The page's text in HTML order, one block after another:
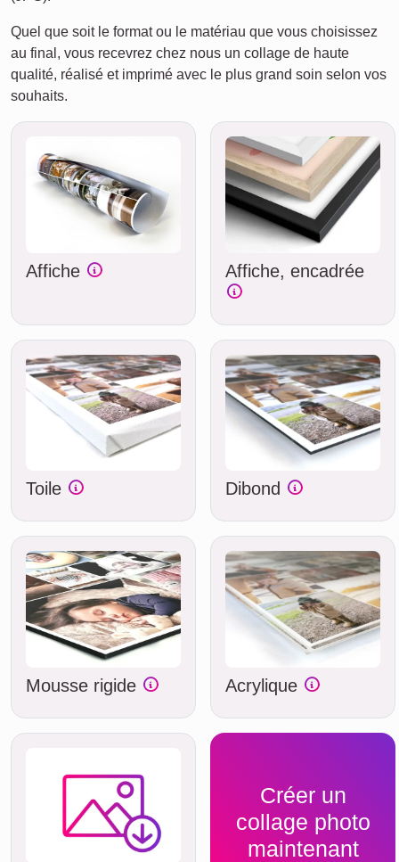
Quel que soit le format ou le matériau que vous choisissez
au final, vous recevrez chez nous un collage de haute
qualité, réalisé et imprimé avec le plus grand soin selon vos
souhaits.
Affiche Affiche, encadrée
Toile Dibond
Mousse rigide Acrylique
Créer un
collage photo
maintenant